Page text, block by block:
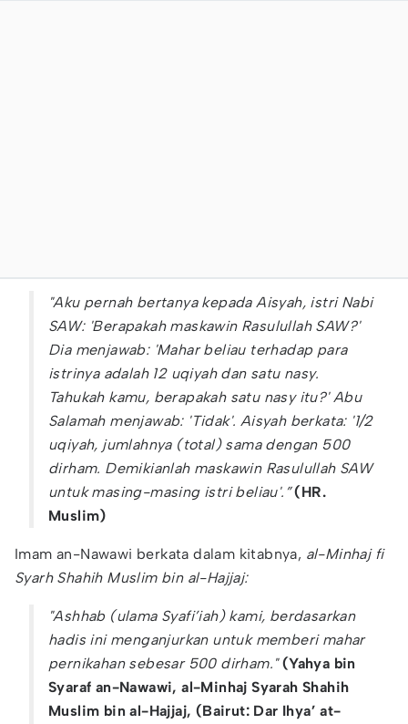
"Aku pernah bertanya kepada Aisyah, istri Nabi
SAW: 'Berapakah maskawin Rasulullah SAW?'
Dia menjawab: 'Mahar beliau terhadap para
istrinya adalah 12 uqiyah dan satu nasy.
Tahukah kamu, berapakah satu nasy itu?' Abu
Salamah menjawab: 'Tidak'. Aisyah berkata: '1/2
uqiyah, jumlahnya (total) sama dengan 500
dirham. Demikianlah maskawin Rasulullah SAW
untuk masing-masing istri beliau'.” (HR.
Muslim)
Imam an-Nawawi berkata dalam kitabnya, al-Minhaj fi
Syarh Shahih Muslim bin al-Hajjaj:
"Ashhab (ulama Syafi’iah) kami, berdasarkan
hadis ini menganjurkan untuk memberi mahar
pernikahan sebesar 500 dirham." (Yahya bin
Syaraf an-Nawawi, al-Minhaj Syarah Shahih
Muslim bin al-Hajjaj, (Bairut: Dar Ihya’ at-